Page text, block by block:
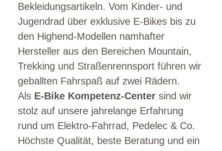
Bekleidungsartikeln. Vom Kinder- und
Jugendrad über exklusive E-Bikes bis zu
den Highend-Modellen namhafter
Hersteller aus den Bereichen Mountain,
Trekking und Straßenrennsport führen wir
geballten Fahrspaß auf zwei Rädern.
Als E-Bike Kompetenz-Center sind wir
stolz auf unsere jahrelange Erfahrung
rund um Elektro-Fahrrad, Pedelec & Co.
Höchste Qualität, beste Beratung und ein